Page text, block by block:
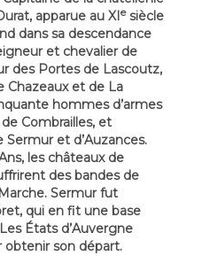
apparue au XI esiècle
dans sa descendance
et chevalier de
des Portes de Lascoutz,
Chazeaux et de La
hommes d’armes
Combrailles, et
et d’Auzances.
les châteaux de
des bandes de
Sermur fut
qui en fit une base
États d’Auvergne
son départ.